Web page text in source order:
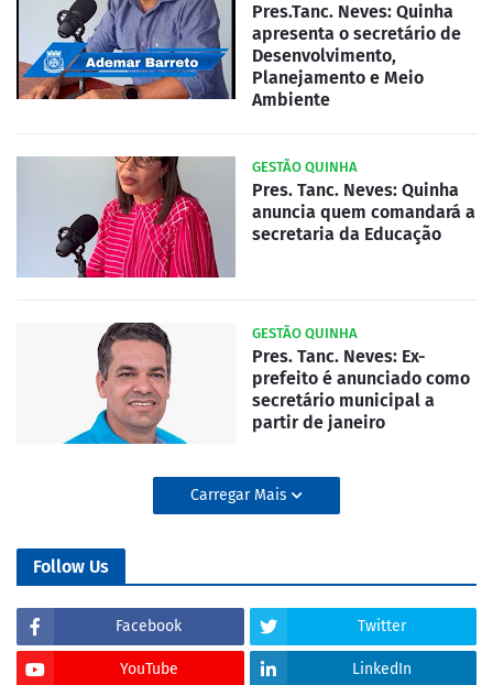
Pres.Tanc. Neves: Quinha
apresenta o secretário de
Desenvolvimento,
Planejamento e Meio
Ambiente
GESTÃO QUINHA
Pres. Tanc. Neves: Quinha
anuncia quem comandará a
secretaria da Educação
GESTÃO QUINHA
Pres. Tanc. Neves: Ex-
prefeito é anunciado como
secretário municipal a
partir de janeiro
Carregar Mais
Follow Us
Facebook Twitter
YouTube LinkedIn